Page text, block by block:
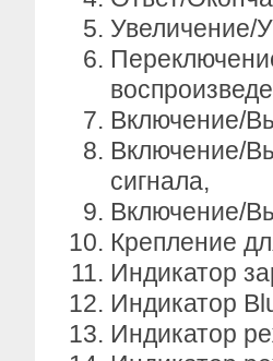
Увеличение/
Включение/
Включение/
сигнала,
Включение/
Крепление
Индикатор
Индикатор
Индикатор